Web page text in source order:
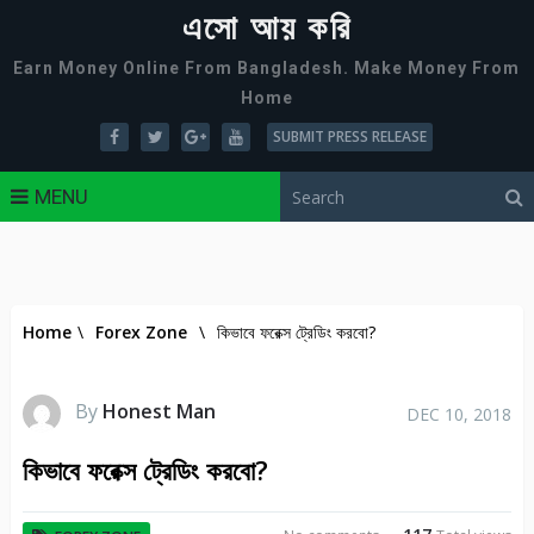
এসো আয় করি
Earn Money Online From Bangladesh. Make Money From
Home
SUBMIT PRESS RELEASE
MENU
Home \ Forex Zone \ কিভাবে ফরেক্স ট্রেডিং করবো?
By Honest Man DEC 10, 2018
কিভাবে ফরেক্স ট্রেডিং করবো?